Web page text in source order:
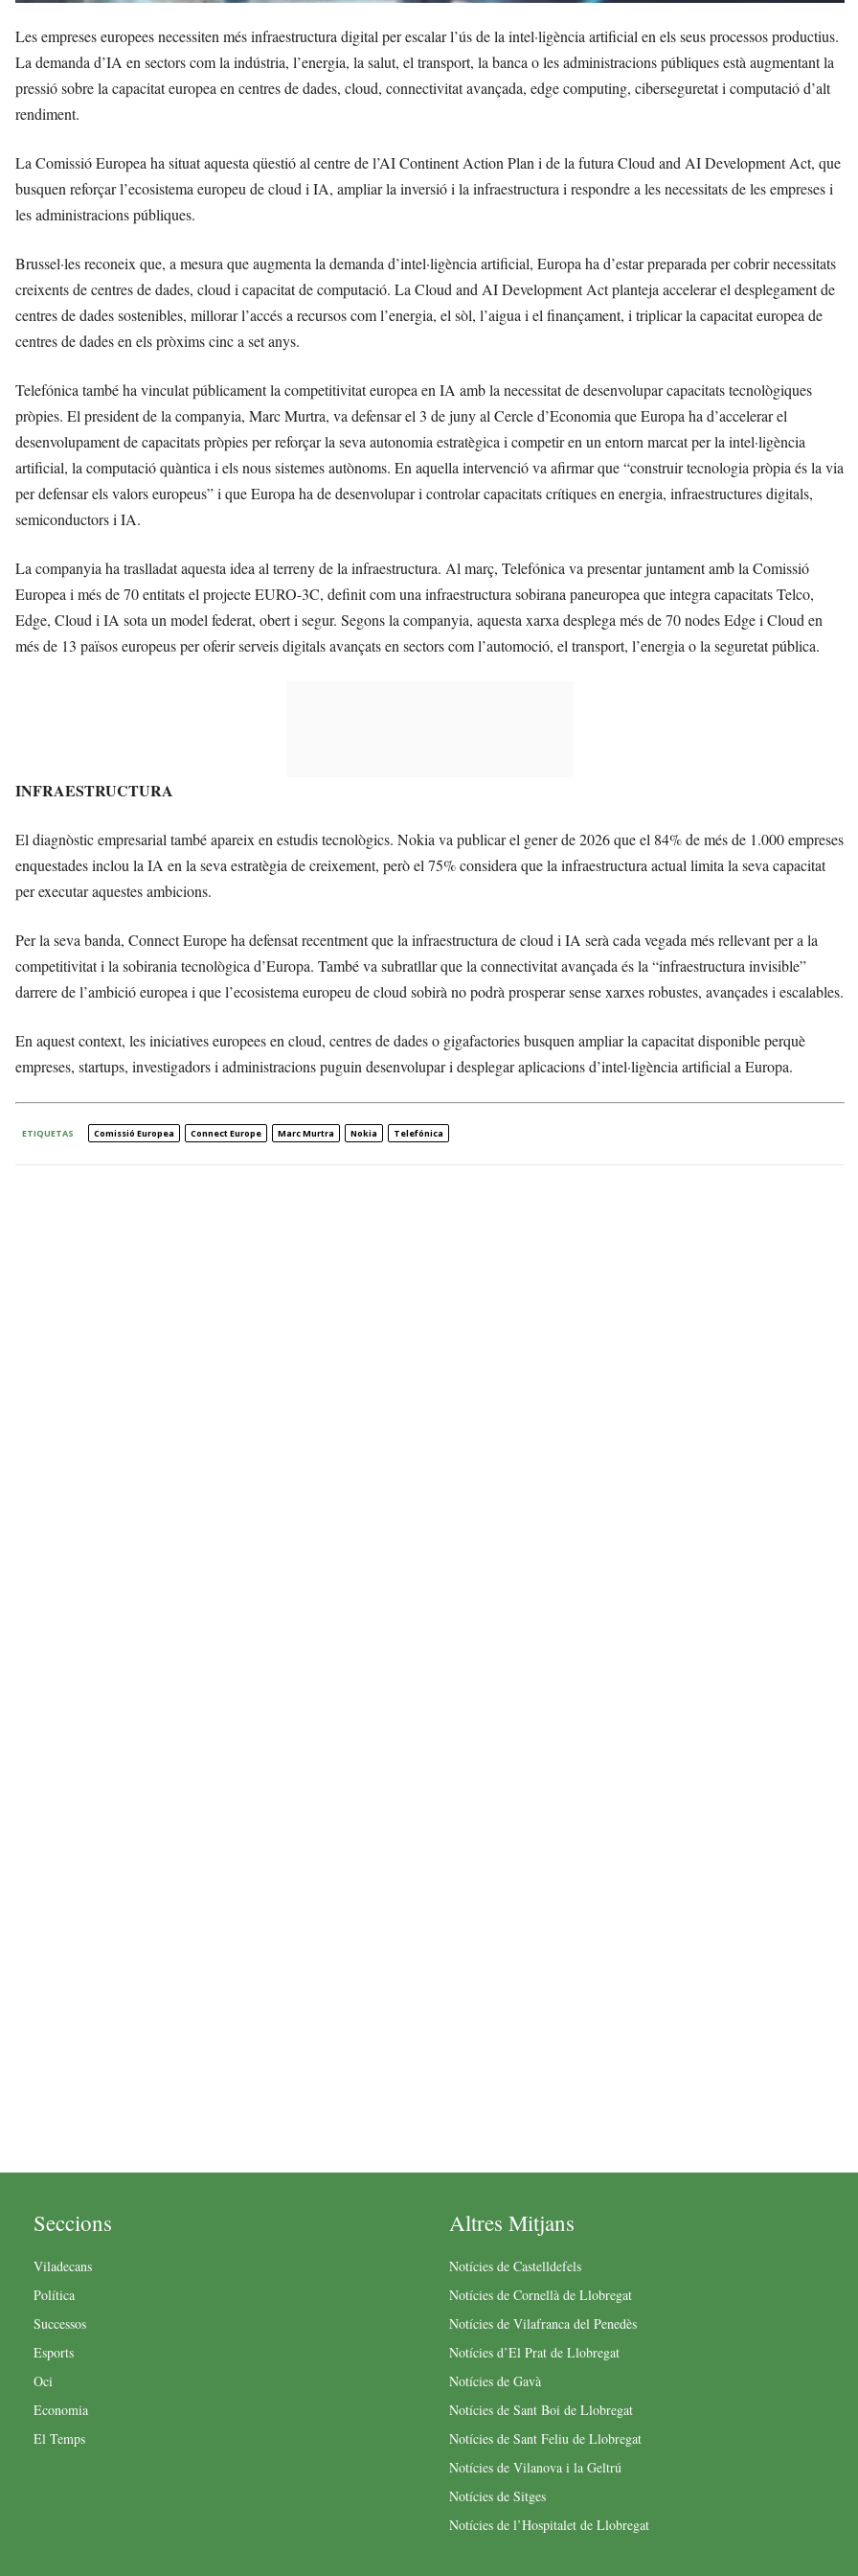
Les empreses europees necessiten més infraestructura digital per escalar l’ús de la intel·ligència artificial en els seus processos productius.
La demanda d’IA en sectors com la indústria, l’energia, la salut, el transport, la banca o les administracions públiques està augmentant la
pressió sobre la capacitat europea en centres de dades, cloud, connectivitat avançada, edge computing, ciberseguretat i computació d’alt
rendiment.
La Comissió Europea ha situat aquesta qüestió al centre de l’AI Continent Action Plan i de la futura Cloud and AI Development Act, que
busquen reforçar l’ecosistema europeu de cloud i IA, ampliar la inversió i la infraestructura i respondre a les necessitats de les empreses i
les administracions públiques.
Brussel·les reconeix que, a mesura que augmenta la demanda d’intel·ligència artificial, Europa ha d’estar preparada per cobrir necessitats
creixents de centres de dades, cloud i capacitat de computació. La Cloud and AI Development Act planteja accelerar el desplegament de
centres de dades sostenibles, millorar l’accés a recursos com l’energia, el sòl, l’aigua i el finançament, i triplicar la capacitat europea de
centres de dades en els pròxims cinc a set anys.
Telefónica també ha vinculat públicament la competitivitat europea en IA amb la necessitat de desenvolupar capacitats tecnològiques
pròpies. El president de la companyia, Marc Murtra, va defensar el 3 de juny al Cercle d’Economia que Europa ha d’accelerar el
desenvolupament de capacitats pròpies per reforçar la seva autonomia estratègica i competir en un entorn marcat per la intel·ligència
artificial, la computació quàntica i els nous sistemes autònoms. En aquella intervenció va afirmar que “construir tecnologia pròpia és la via
per defensar els valors europeus” i que Europa ha de desenvolupar i controlar capacitats crítiques en energia, infraestructures digitals,
semiconductors i IA.
La companyia ha traslladat aquesta idea al terreny de la infraestructura. Al març, Telefónica va presentar juntament amb la Comissió
Europea i més de 70 entitats el projecte EURO-3C, definit com una infraestructura sobirana paneuropea que integra capacitats Telco,
Edge, Cloud i IA sota un model federat, obert i segur. Segons la companyia, aquesta xarxa desplega més de 70 nodes Edge i Cloud en
més de 13 països europeus per oferir serveis digitals avançats en sectors com l’automoció, el transport, l’energia o la seguretat pública.
INFRAESTRUCTURA
El diagnòstic empresarial també apareix en estudis tecnològics. Nokia va publicar el gener de 2026 que el 84% de més de 1.000 empreses
enquestades inclou la IA en la seva estratègia de creixement, però el 75% considera que la infraestructura actual limita la seva capacitat
per executar aquestes ambicions.
Per la seva banda, Connect Europe ha defensat recentment que la infraestructura de cloud i IA serà cada vegada més rellevant per a la
competitivitat i la sobirania tecnològica d’Europa. També va subratllar que la connectivitat avançada és la “infraestructura invisible”
darrere de l’ambició europea i que l’ecosistema europeu de cloud sobirà no podrà prosperar sense xarxes robustes, avançades i escalables.
En aquest context, les iniciatives europees en cloud, centres de dades o gigafactories busquen ampliar la capacitat disponible perquè
empreses, startups, investigadors i administracions puguin desenvolupar i desplegar aplicacions d’intel·ligència artificial a Europa.
ETIQUETAS Comissió Europea Connect Europe Marc Murtra Nokia Telefónica
Seccions
Viladecans
Política
Successos
Esports
Oci
Economia
El Temps
Altres Mitjans
Notícies de Castelldefels
Notícies de Cornellà de Llobregat
Notícies de Vilafranca del Penedès
Notícies d’El Prat de Llobregat
Notícies de Gavà
Notícies de Sant Boi de Llobregat
Notícies de Sant Feliu de Llobregat
Notícies de Vilanova i la Geltrú
Notícies de Sitges
Notícies de l’Hospitalet de Llobregat